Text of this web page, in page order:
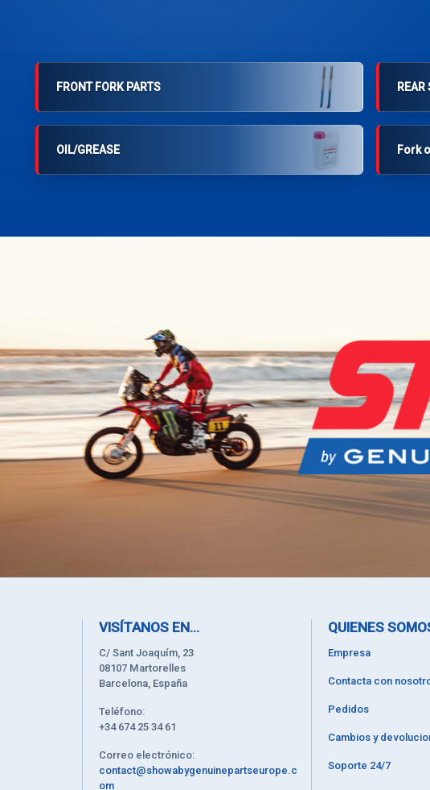
FRONT FORK PARTS REAR
OIL/GREASE Fork
VISÍTANOS EN...
C/ Sant Joaquím, 23
08107 Martorelles
Barcelona, España
Teléfono:
+34 674 25 34 61
Correo electrónico:
contact@showabygenuinepartseurope.c
om
QUIENES
Empresa
Contacta con
Pedidos
Cambios y
Soporte 24/7